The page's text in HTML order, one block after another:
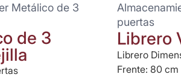
Metálico de 3
de 3
puertas
Librero
Librero
Frente: 80 cm